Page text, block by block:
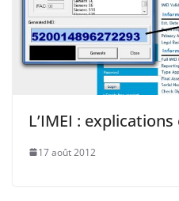
L’IMEI :
17 août 2012